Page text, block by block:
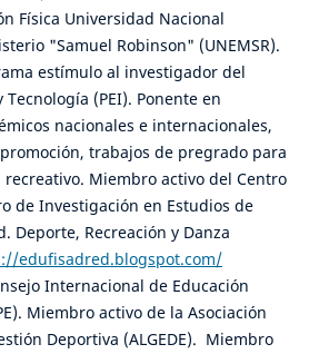
Física Universidad Nacional
"Samuel Robinson" (UNEMSR).
estímulo al investigador del
(PEI). Ponente en
nacionales e internacionales,
trabajos de pregrado para
Miembro activo del Centro
de Investigación en Estudios de
Deporte, Recreación y Danza
edufisadred.blogspot.com/
Internacional de Educación
Miembro activo de la Asociación
Deportiva (ALGEDE). Miembro